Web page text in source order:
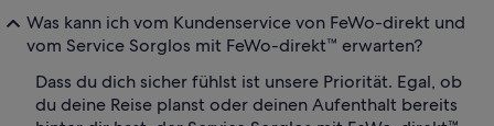
Was kann ich vom Kundenservice von FeWo-direkt und
vom Service Sorglos mit FeWo-direkt™ erwarten?
Dass du dich sicher fühlst ist unsere Priorität. Egal, ob
du deine Reise planst oder deinen Aufenthalt bereits